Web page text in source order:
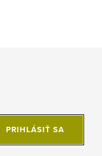
PRIHLÁSIŤ SA